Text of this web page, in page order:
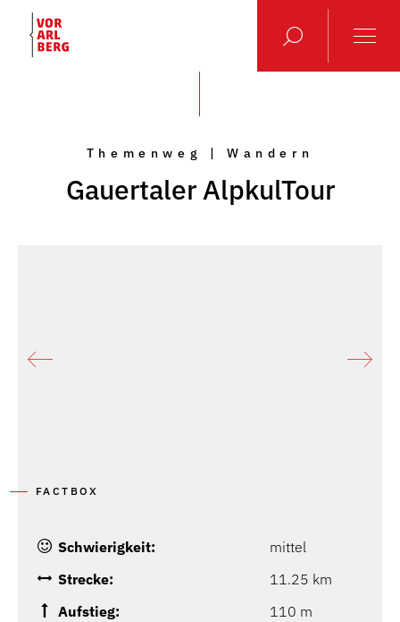
Themenweg | Wandern
Gauertaler AlpkulTour
FACTBOX
Schwierigkeit:
mittel
Strecke:
11.25 km
Aufstieg:
110 m